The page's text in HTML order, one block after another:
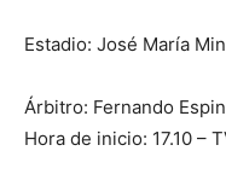
Estadio: José María
Árbitro: Fernando
Hora de inicio: 17.10 –